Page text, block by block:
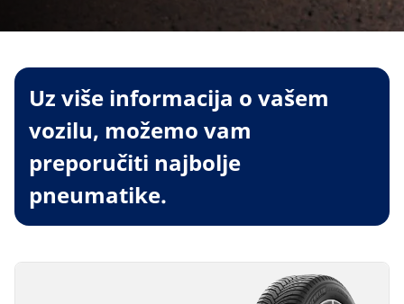
Uz više informacija o vašem
vozilu, možemo vam
preporučiti najbolje
pneumatike.